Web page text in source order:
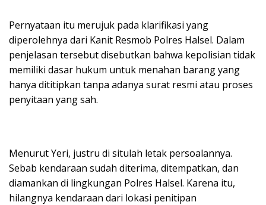
Pernyataan itu merujuk pada klarifikasi yang
diperolehnya dari Kanit Resmob Polres Halsel. Dalam
penjelasan tersebut disebutkan bahwa kepolisian tidak
memiliki dasar hukum untuk menahan barang yang
hanya dititipkan tanpa adanya surat resmi atau proses
penyitaan yang sah.
Menurut Yeri, justru di situlah letak persoalannya.
Sebab kendaraan sudah diterima, ditempatkan, dan
diamankan di lingkungan Polres Halsel. Karena itu,
hilangnya kendaraan dari lokasi penitipan